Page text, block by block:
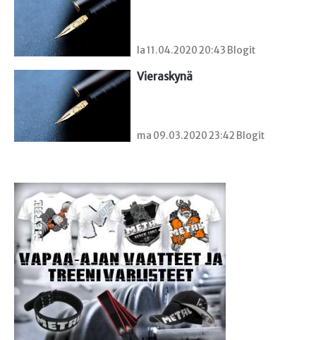
la 11.04.2020 20:43 Blogit
Vieraskynä
ma 09.03.2020 23:42 Blogit